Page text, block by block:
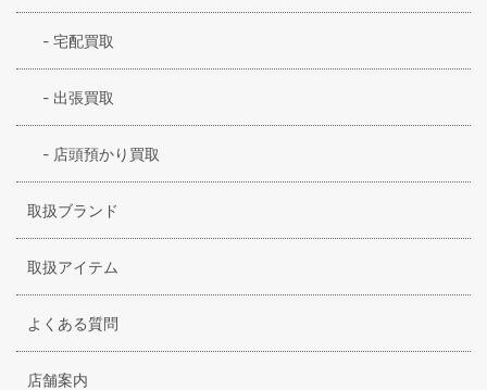
- 宅配買取
- 出張買取
- 店頭預かり買取
取扱ブランド
取扱アイテム
よくある質問
店舗案内